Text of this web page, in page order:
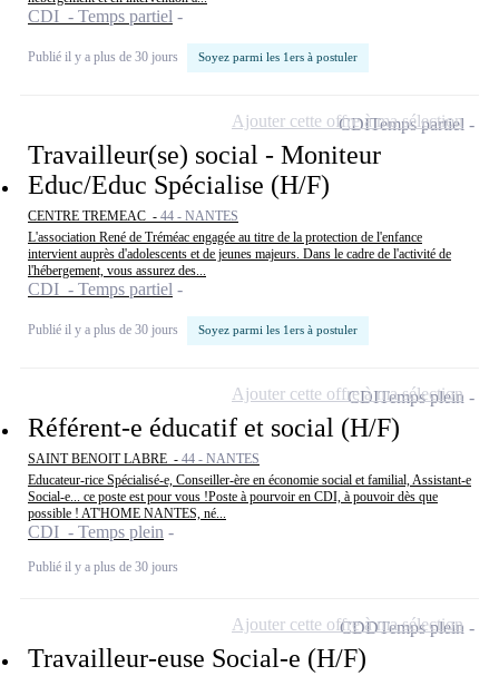
CDI - Temps partiel
Publié il y a plus de 30 jours Soyez parmi les 1ers à postuler
Travailleur(se) social - Moniteur
Educ/Educ Spécialise (H/F)
CENTRE TREMEAC - 44 - NANTES
L'association René de Tréméac engagée au titre de la protection de l'enfance
intervient auprès d'adolescents et de jeunes majeurs. Dans le cadre de l'activité de
l'hébergement, vous assurez des...
CDI - Temps partiel
Publié il y a plus de 30 jours Soyez parmi les 1ers à postuler
CDITemps partiel
Ajouter cette offre à ma sélection
Référent-e éducatif et social (H/F)
SAINT BENOIT LABRE - 44 - NANTES
Educateur-rice Spécialisé-e, Conseiller-ère en économie social et familial, Assistant-e
Social-e... ce poste est pour vous !Poste à pourvoir en CDI, à pouvoir dès que
possible ! AT'HOME NANTES, né...
CDI - Temps plein
Publié il y a plus de 30 jours
CDITemps plein
Ajouter cette offre à ma sélection
Travailleur-euse Social-e (H/F)
CDDTemps plein
Ajouter cette offre à ma sélection